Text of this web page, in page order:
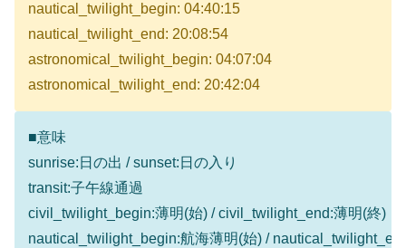
nautical_twilight_begin: 04:40:15
nautical_twilight_end: 20:08:54
astronomical_twilight_begin: 04:07:04
astronomical_twilight_end: 20:42:04
■意味
sunrise:日の出 / sunset:日の入り
transit:子午線通過
civil_twilight_begin:薄明(始) / civil_twilight_end:薄明(終)
nautical_twilight_begin:航海薄明(始) /